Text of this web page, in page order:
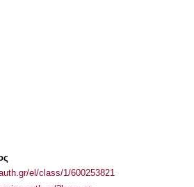
el/class/1/600253821